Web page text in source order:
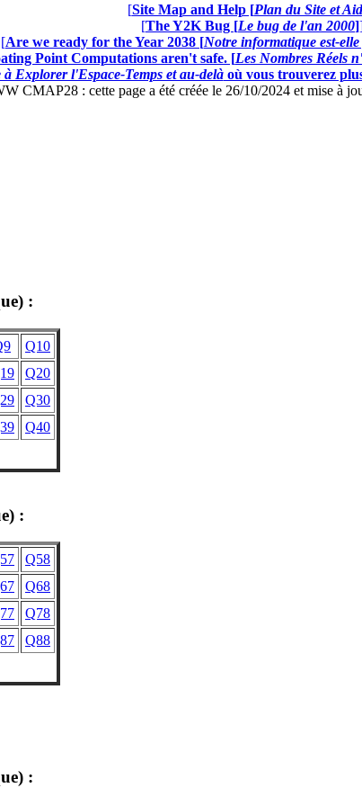
[Site Map and Help [Plan du Site et
[The Y2K Bug [Le bug de l'an 2000]
[Are we ready for the Year 2038 [Notre informatique est-
Point Computations aren't safe. [Les Nombres Réels
Explorer l'Espace-Temps et au-delàoù vous trouverez
CMAP28 : cette page a été créée le 26/10/2024 et mise à
:
Q10
Q20
Q30
Q40
:
Q58
Q68
Q78
Q88
: